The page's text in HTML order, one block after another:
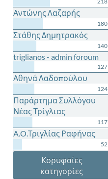
Αντώνης Λαζαρής
180
Στάθης Δημητρακός
140
triglianos - admin foroum
127
Αθηνά Λαδοπούλου
124
Παράρτημα Συλλόγου
Νέας Τρίγλιας
117
A.O.Τριγλίας Ραφήνας
52
Κορυφαίες
κατηγορίες